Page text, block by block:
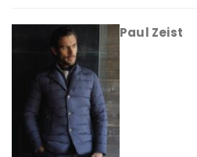
Paul Zeist